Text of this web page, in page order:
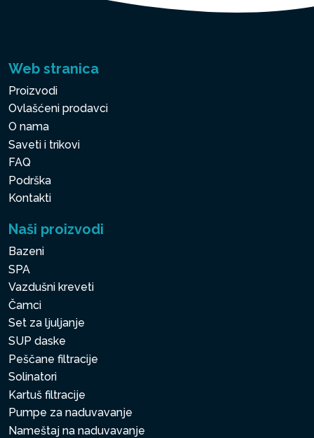
Web stranica
Proizvodi
Ovlašćeni prodavci
O nama
Saveti i trikovi
FAQ
Podrška
Kontakti
Naši proizvodi
Bazeni
SPA
Vazdušni kreveti
Čamci
Set za ljuljanje
SUP daske
Peščane filtracije
Solinatori
Kartuš filtracije
Pumpe za naduvavanje
Nameštaj na naduvavanje